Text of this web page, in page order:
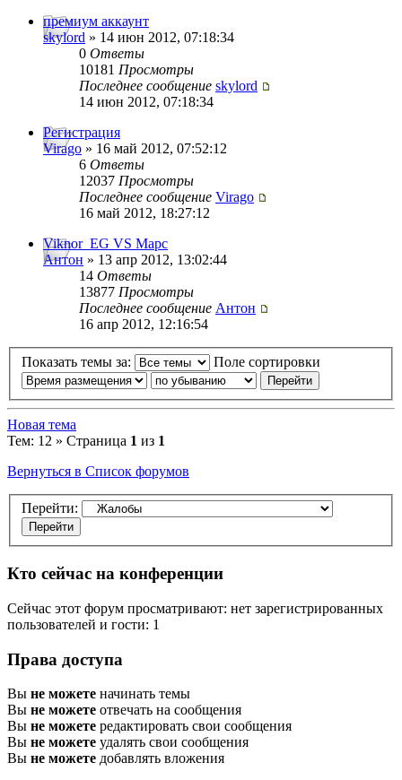
премиум аккаунт
skylord » 14 июн 2012, 07:18:34
0 Ответы
10181 Просмотры
Последнее сообщение skylord
14 июн 2012, 07:18:34
Регистрация
Virago » 16 май 2012, 07:52:12
6 Ответы
12037 Просмотры
Последнее сообщение Virago
16 май 2012, 18:27:12
Viknor_EG VS Марс
Антон » 13 апр 2012, 13:02:44
14 Ответы
13877 Просмотры
Последнее сообщение Антон
16 апр 2012, 12:16:54
Показать темы за: Поле сортировки
Новая тема
Тем: 12 » Страница 1 из 1
Вернуться в Список форумов
Перейти:
Кто сейчас на конференции
Сейчас этот форум просматривают: нет зарегистрированных
пользователей и гости: 1
Права доступа
Вы не можете начинать темы
Вы не можете отвечать на сообщения
Вы не можете редактировать свои сообщения
Вы не можете удалять свои сообщения
Вы не можете добавлять вложения